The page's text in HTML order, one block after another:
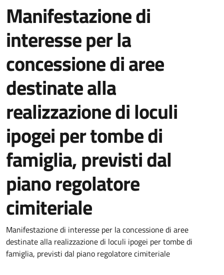
Manifestazione di
interesse per la
concessione di aree
destinate alla
realizzazione di loculi
ipogei per tombe di
famiglia, previsti dal
piano regolatore
cimiteriale
Manifestazione di interesse per la concessione di aree
destinate alla realizzazione di loculi ipogei per tombe di
famiglia, previsti dal piano regolatore cimiteriale